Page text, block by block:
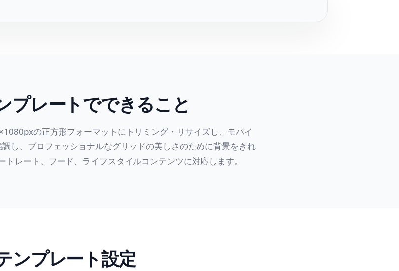
プレートでできること
の正方形フォーマットにトリミング・リサイズし、モバイ
し、プロフェッショナルなグリッドの美しさのために背景をきれ
トレート、フード、ライフスタイルコンテンツに対応します。
ンプレート設定